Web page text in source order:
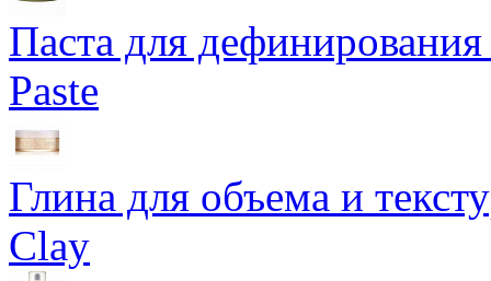
Паста для
Paste
Глина для объема и
Clay